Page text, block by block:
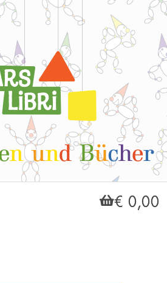
€ 0,00